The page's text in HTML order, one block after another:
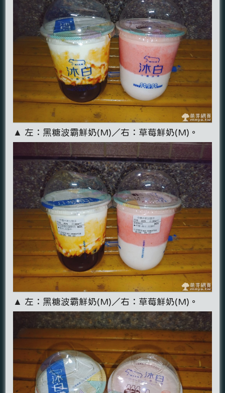
▲ 左：黑糖波霸鮮奶(M)／右：草莓鮮奶(M)。
▲ 左：黑糖波霸鮮奶(M)／右：草莓鮮奶(M)。